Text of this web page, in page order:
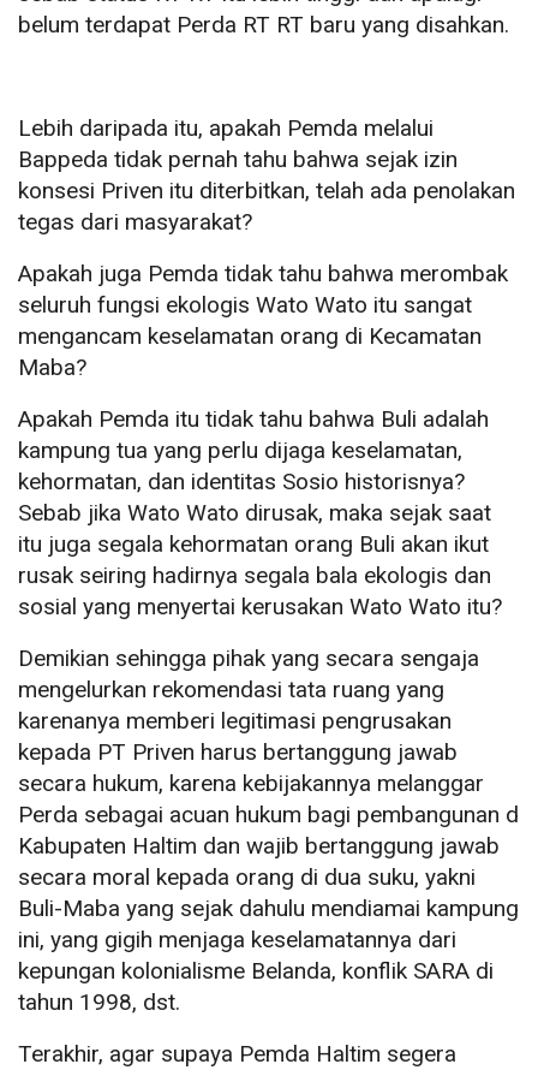
belum terdapat Perda RT RT baru yang disahkan.
Lebih daripada itu, apakah Pemda melalui
Bappeda tidak pernah tahu bahwa sejak izin
konsesi Priven itu diterbitkan, telah ada penolakan
tegas dari masyarakat?
Apakah juga Pemda tidak tahu bahwa merombak
seluruh fungsi ekologis Wato Wato itu sangat
mengancam keselamatan orang di Kecamatan
Maba?
Apakah Pemda itu tidak tahu bahwa Buli adalah
kampung tua yang perlu dijaga keselamatan,
kehormatan, dan identitas Sosio historisnya?
Sebab jika Wato Wato dirusak, maka sejak saat
itu juga segala kehormatan orang Buli akan ikut
rusak seiring hadirnya segala bala ekologis dan
sosial yang menyertai kerusakan Wato Wato itu?
Demikian sehingga pihak yang secara sengaja
mengelurkan rekomendasi tata ruang yang
karenanya memberi legitimasi pengrusakan
kepada PT Priven harus bertanggung jawab
secara hukum, karena kebijakannya melanggar
Perda sebagai acuan hukum bagi pembangunan d
Kabupaten Haltim dan wajib bertanggung jawab
secara moral kepada orang di dua suku, yakni
Buli-Maba yang sejak dahulu mendiamai kampung
ini, yang gigih menjaga keselamatannya dari
kepungan kolonialisme Belanda, konflik SARA di
tahun 1998, dst.
Terakhir, agar supaya Pemda Haltim segera